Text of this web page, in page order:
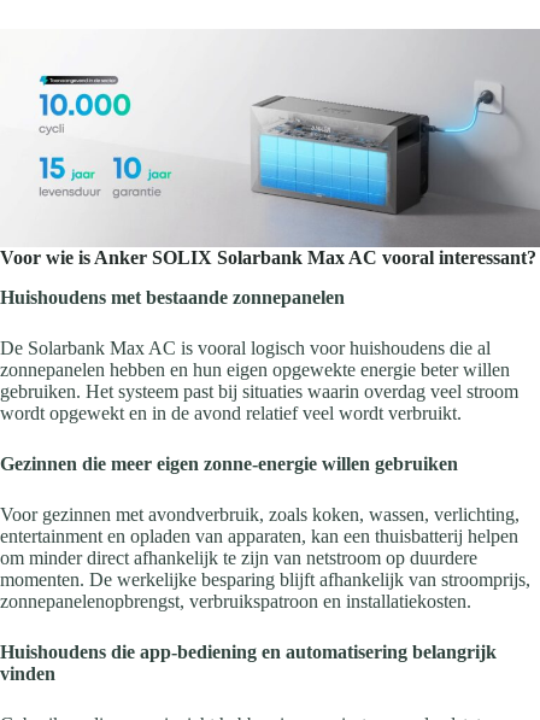
Voor wie is Anker SOLIX Solarbank Max AC vooral interessant?
Huishoudens met bestaande zonnepanelen
De Solarbank Max AC is vooral logisch voor huishoudens die al
zonnepanelen hebben en hun eigen opgewekte energie beter willen
gebruiken. Het systeem past bij situaties waarin overdag veel stroom
wordt opgewekt en in de avond relatief veel wordt verbruikt.
Gezinnen die meer eigen zonne-energie willen gebruiken
Voor gezinnen met avondverbruik, zoals koken, wassen, verlichting,
entertainment en opladen van apparaten, kan een thuisbatterij helpen
om minder direct afhankelijk te zijn van netstroom op duurdere
momenten. De werkelijke besparing blijft afhankelijk van stroomprijs,
zonnepanelenopbrengst, verbruikspatroon en installatiekosten.
Huishoudens die app-bediening en automatisering belangrijk
vinden